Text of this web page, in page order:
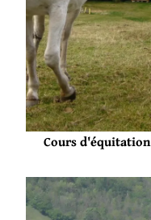
Cours d'équitation